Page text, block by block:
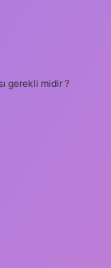
gerekli midir ?